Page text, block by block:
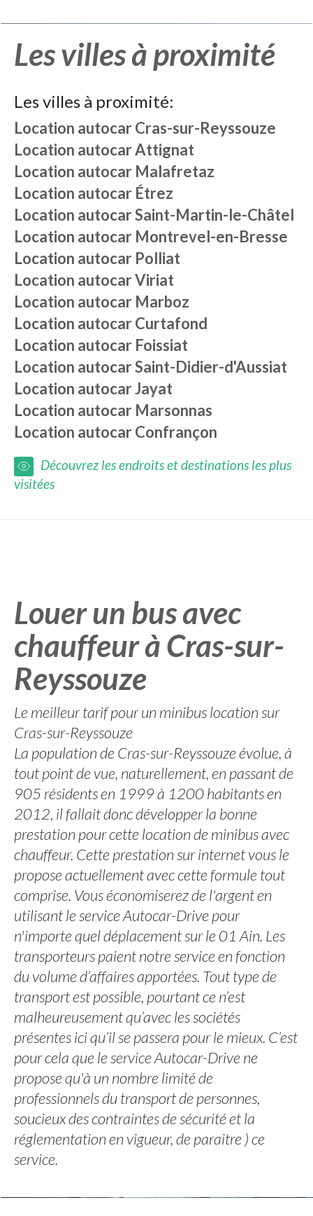
Les villes à proximité
Les villes à proximité:
Location autocarCras-sur-Reyssouze
Location autocarAttignat
Location autocar Malafretaz
Location autocar Étrez
Location autocarSaint-Martin-le-Châtel
Location autocar Montrevel-en-Bresse
Location autocar Polliat
Location autocarViriat
Location autocar Marboz
Location autocarCurtafond
Location autocar Foissiat
Location autocarSaint-Didier-d'Aussiat
Location autocarJayat
Location autocar Marsonnas
Location autocarConfrançon
Découvrez les endroits et destinations les plus
visitées
Louer un bus avec
chauffeur à Cras-sur-
Reyssouze
Le meilleur tarif pour un minibus location sur
Cras-sur-Reyssouze
La population de Cras-sur-Reyssouze évolue, à
tout point de vue, naturellement, en passant de
905 résidents en 1999 à 1200 habitants en
2012, il fallait donc développer la bonne
prestation pour cette location de minibus avec
chauffeur. Cette prestation sur internet vous le
propose actuellement avec cette formule tout
comprise. Vous économiserez de l'argent en
utilisant le service Autocar-Drive pour
n'importe quel déplacement sur le 01 Ain. Les
transporteurs paient notre service en fonction
du volume d’affaires apportées. Tout type de
transport est possible, pourtant ce n’est
malheureusement qu’avec les sociétés
présentes ici qu’il se passera pour le mieux. C’est
pour cela que le service Autocar-Drive ne
propose qu'à un nombre limité de
professionnels du transport de personnes,
soucieux des contraintes de sécurité et la
réglementation en vigueur, de paraitre ) ce
service.